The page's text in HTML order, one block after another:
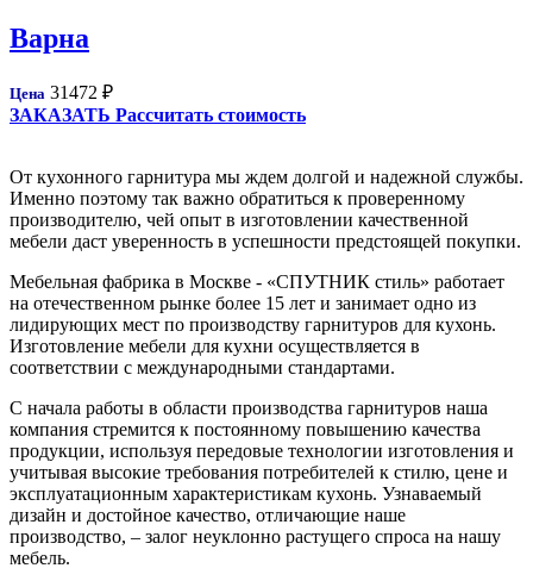
Варна
Цена 31472 ₽
ЗАКАЗАТЬ Рассчитать стоимость
От кухонного гарнитура мы ждем долгой и надежной службы.
Именно поэтому так важно обратиться к проверенному
производителю, чей опыт в изготовлении качественной
мебели даст уверенность в успешности предстоящей покупки.
Мебельная фабрика в Москве - «СПУТНИК стиль» работает
на отечественном рынке более 15 лет и занимает одно из
лидирующих мест по производству гарнитуров для кухонь.
Изготовление мебели для кухни осуществляется в
соответствии с международными стандартами.
С начала работы в области производства гарнитуров наша
компания стремится к постоянному повышению качества
продукции, используя передовые технологии изготовления и
учитывая высокие требования потребителей к стилю, цене и
эксплуатационным характеристикам кухонь. Узнаваемый
дизайн и достойное качество, отличающие наше
производство, – залог неуклонно растущего спроса на нашу
мебель.